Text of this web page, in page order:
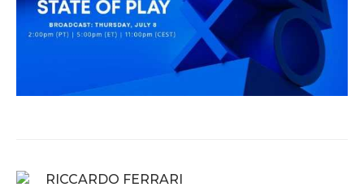
RICCARDO FERRARI